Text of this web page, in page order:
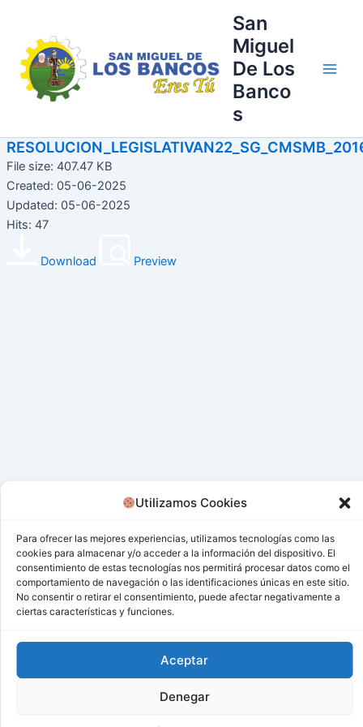
Utilizamos Cookies
Para ofrecer las mejores experiencias, utilizamos tecnologías como las
cookies para almacenar y/o acceder a la información del dispositivo. El
consentimiento de estas tecnologías nos permitirá procesar datos como el
comportamiento de navegación o las identificaciones únicas en este sitio.
No consentir o retirar el consentimiento, puede afectar negativamente a
ciertas características y funciones.
Aceptar
Denegar
contenido
San
Miguel
De Los
Banco
s
File size: 407.47 KB
Created: 05-06-2025
Updated: 05-06-2025
Hits: 47
Download Preview
Tema Astra para WordPress